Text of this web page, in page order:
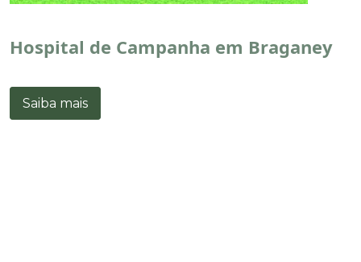
Hospital de Campanha em Braganey
Saiba mais